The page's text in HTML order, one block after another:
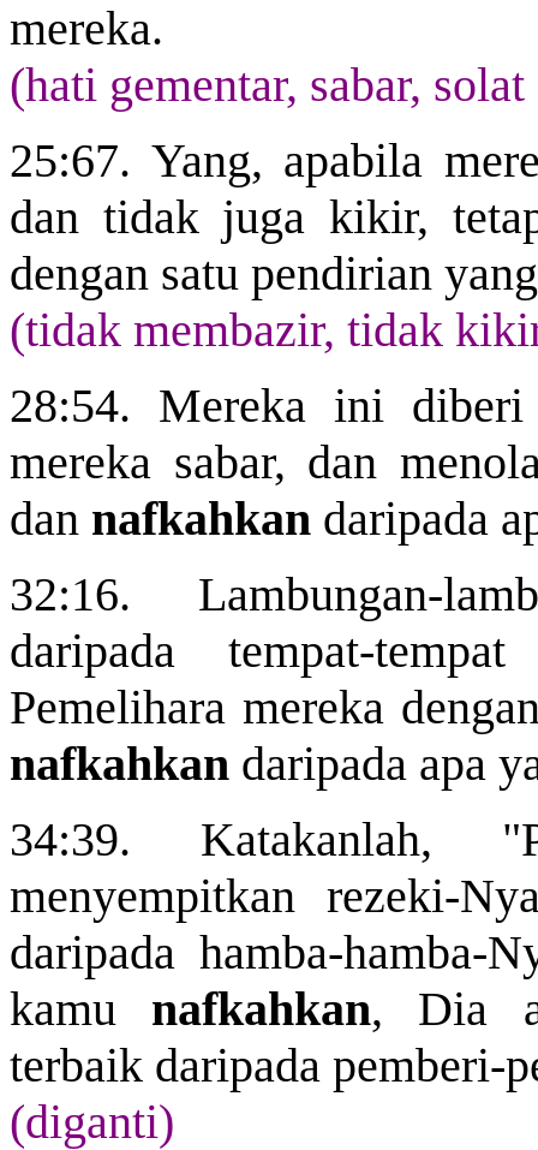
mereka.
(hati gementar, sabar,
25:67. Yang, apabila
dan tidak juga kikir,
dengan satu pendirian
(tidak membazir, tidak
28:54. Mereka ini
mereka sabar, dan
dan nafkahkan daripada
32:16. Lambungan-
daripada tempat-
Pemelihara mereka
nafkahkan daripada apa
34:39. Katakanlah,
menyempitkan rezeki-
daripada hamba-hamba-
kamu nafkahkan, Dia
terbaik daripada pemberi-
(diganti)